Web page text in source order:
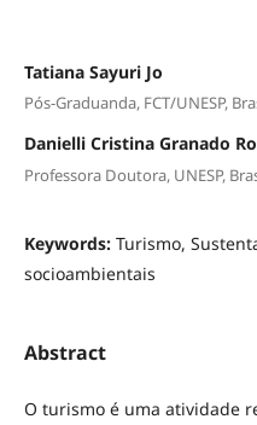
Tatiana Sayuri Jo
Pós-Graduanda, FCT/UNESP,
Danielli Cristina Granado
Professora Doutora, UNESP,
Keywords: Turismo,
socioambientais
Abstract
O turismo é uma atividade